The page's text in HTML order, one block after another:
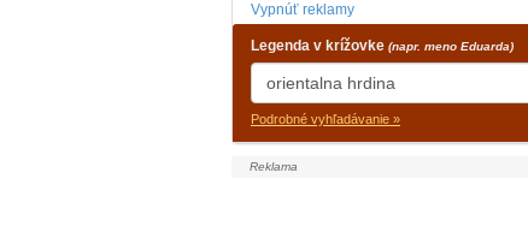
Vypnúť reklamy
Legenda v krížovke (napr. meno Eduarda)
Podrobné vyhľadávanie »